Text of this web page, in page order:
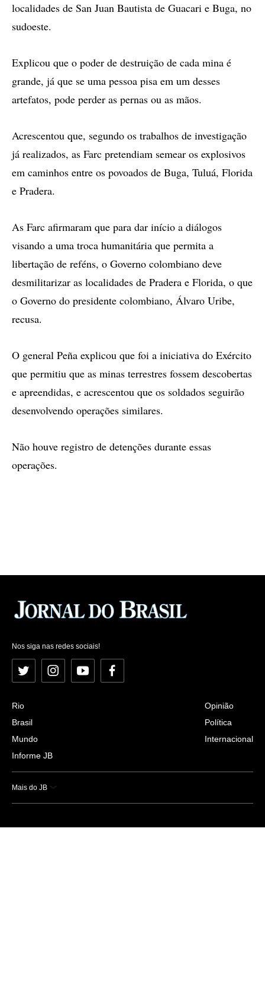
localidades de San Juan Bautista de Guacari e Buga, no
sudoeste.
Explicou que o poder de destruição de cada mina é
grande, já que se uma pessoa pisa em um desses
artefatos, pode perder as pernas ou as mãos.
Acrescentou que, segundo os trabalhos de investigação
já realizados, as Farc pretendiam semear os explosivos
em caminhos entre os povoados de Buga, Tuluá, Florida
e Pradera.
As Farc afirmaram que para dar início a diálogos
visando a uma troca humanitária que permita a
libertação de reféns, o Governo colombiano deve
desmilitarizar as localidades de Pradera e Florida, o que
o Governo do presidente colombiano, Álvaro Uribe,
recusa.
O general Peña explicou que foi a iniciativa do Exército
que permitiu que as minas terrestres fossem descobertas
e apreendidas, e acrescentou que os soldados seguirão
desenvolvendo operações similares.
Não houve registro de detenções durante essas
operações.
Nos siga nas redes sociais!
Twitter InstagramYouTubeFacebook
Rio
Brasil
Mundo
Informe JB
Opinião
Política
Internacional
Mais do JB
Esportes